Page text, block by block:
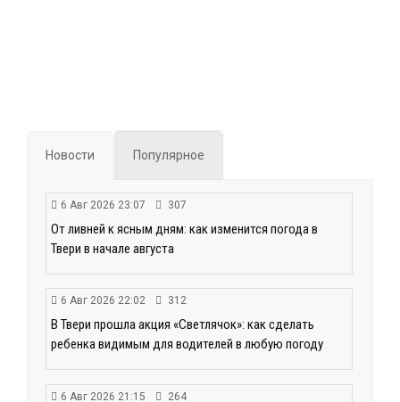
Новости Популярное
6 Авг 2026 23:07 307
От ливней к ясным дням: как изменится погода в
Твери в начале августа
6 Авг 2026 22:02 312
В Твери прошла акция «Светлячок»: как сделать
ребенка видимым для водителей в любую погоду
6 Авг 2026 21:15 264